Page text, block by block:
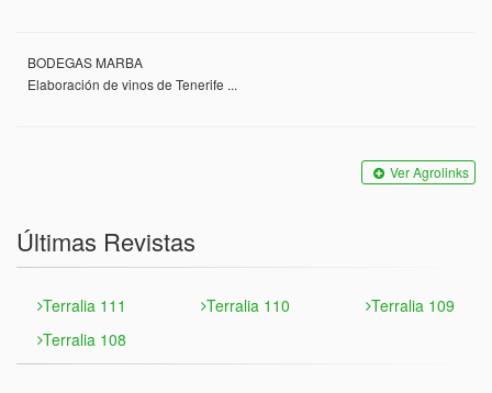
BODEGAS MARBA
Elaboración de vinos de Tenerife ...
Ver Agrolinks
Últimas Revistas
Terralia 111 Terralia 110
Terralia 109
Terralia 108